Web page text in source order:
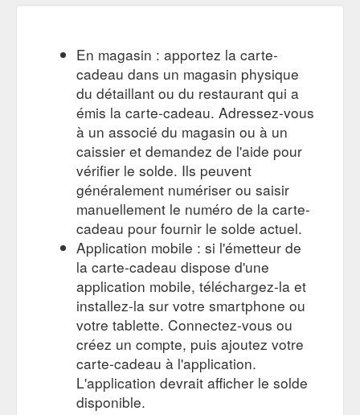
En magasin : apportez la carte-
cadeau dans un magasin physique
du détaillant ou du restaurant qui a
émis la carte-cadeau. Adressez-vous
à un associé du magasin ou à un
caissier et demandez de l'aide pour
vérifier le solde. Ils peuvent
généralement numériser ou saisir
manuellement le numéro de la carte-
cadeau pour fournir le solde actuel.
Application mobile : si l'émetteur de
la carte-cadeau dispose d'une
application mobile, téléchargez-la et
installez-la sur votre smartphone ou
votre tablette. Connectez-vous ou
créez un compte, puis ajoutez votre
carte-cadeau à l'application.
L'application devrait afficher le solde
disponible.